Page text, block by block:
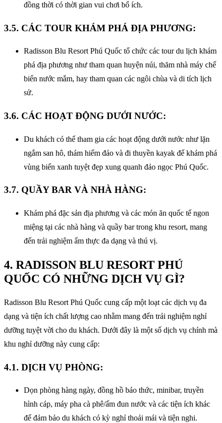
đồng thời có thời gian vui chơi bổ ích.
3.5. CÁC TOUR KHÁM PHÁ ĐỊA PHƯƠNG:
Radisson Blu Resort Phú Quốc tổ chức các tour du lịch khám
phá địa phương như tham quan huyện núi, thăm nhà máy chế
biến nước mắm, hay tham quan các ngôi chùa và di tích lịch
sử.
3.6. CÁC HOẠT ĐỘNG DƯỚI NƯỚC:
Du khách có thể tham gia các hoạt động dưới nước như lặn
ngắm san hô, thám hiểm đảo và đi thuyền kayak để khám phá
vùng biển xanh tuyệt đẹp xung quanh đảo ngọc Phú Quốc.
3.7. QUẦY BAR VÀ NHÀ HÀNG:
Khám phá đặc sản địa phương và các món ăn quốc tế ngon
miệng tại các nhà hàng và quầy bar trong khu resort, mang
đến trải nghiệm ẩm thực đa dạng và thú vị.
4. RADISSON BLU RESORT PHÚ
QUỐC CÓ NHỮNG DỊCH VỤ GÌ?
Radisson Blu Resort Phú Quốc cung cấp một loạt các dịch vụ đa
dạng và tiện ích chất lượng cao nhằm mang đến trải nghiệm nghỉ
dưỡng tuyệt vời cho du khách. Dưới đây là một số dịch vụ chính mà
khu nghỉ dưỡng này cung cấp:
4.1. DỊCH VỤ PHÒNG:
Dọn phòng hàng ngày, đồng hồ báo thức, minibar, truyền
hình cáp, máy pha cà phê/ấm đun nước và các tiện ích khác
để đảm bảo du khách có kỳ nghỉ thoải mái và tiện nghi.